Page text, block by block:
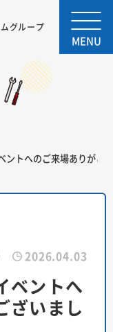
グループ
MENU
ントへのご来場ありがと
2026.04.03
ベントへ
ざいまし